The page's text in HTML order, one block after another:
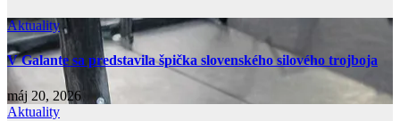
Aktuality
V Galante sa predstavila špička slovenského silového trojboja
máj 20, 2026
Aktuality